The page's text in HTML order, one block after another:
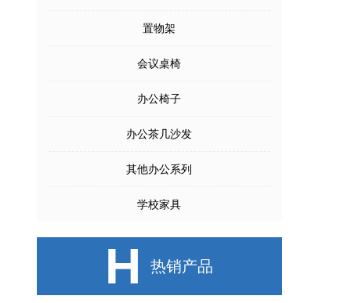
置物架
会议桌椅
办公椅子
办公茶几沙发
其他办公系列
学校家具
H 热销产品